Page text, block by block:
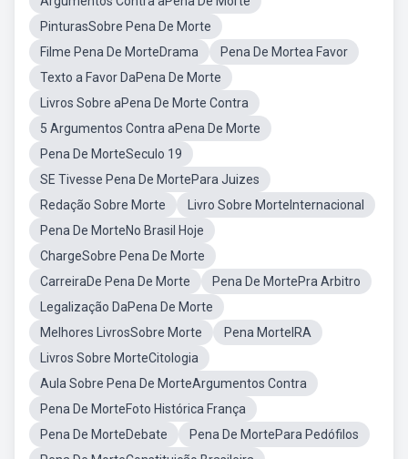
PinturasSobre Pena De Morte
Filme Pena De MorteDrama
Pena De Mortea Favor
Texto a Favor DaPena De Morte
Livros Sobre aPena De Morte Contra
5 Argumentos Contra aPena De Morte
Pena De MorteSeculo 19
SE Tivesse Pena De MortePara Juizes
Redação Sobre Morte
Livro Sobre MorteInternacional
Pena De MorteNo Brasil Hoje
ChargeSobre Pena De Morte
CarreiraDe Pena De Morte
Pena De MortePra Arbitro
Legalização DaPena De Morte
Melhores LivrosSobre Morte
Pena MorteIRA
Livros Sobre MorteCitologia
Aula Sobre Pena De MorteArgumentos Contra
Pena De MorteFoto Histórica França
Pena De MorteDebate
Pena De MortePara Pedófilos